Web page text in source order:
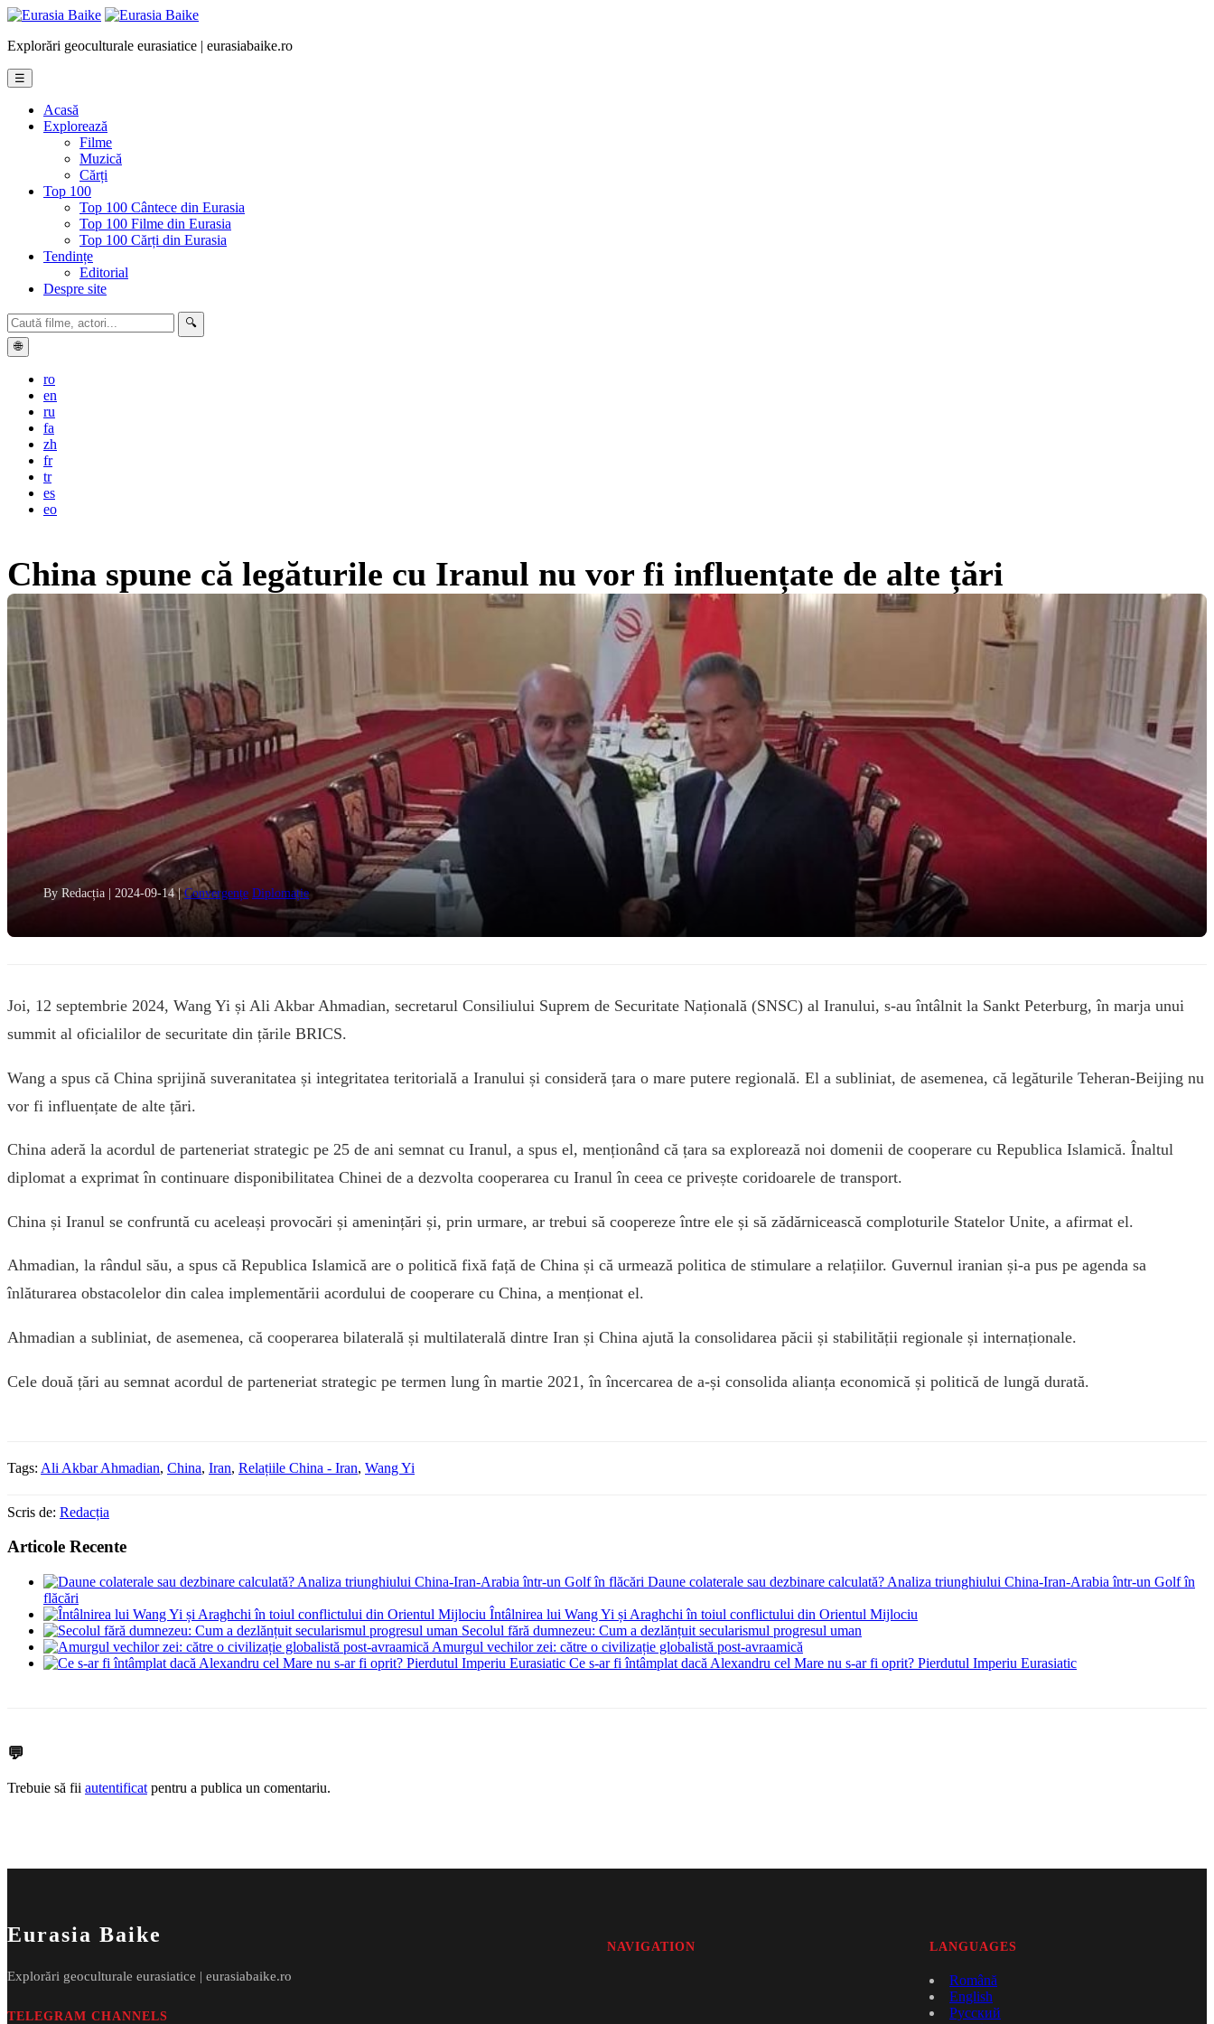
Explorări geoculturale eurasiatice | eurasiabaike.ro
☰
Acasă
Explorează
Filme
Muzică
Cărți
Top 100
Top 100 Cântece din Eurasia
Top 100 Filme din Eurasia
Top 100 Cărți din Eurasia
Tendințe
Editorial
Despre site
🔍
🌐
ro
en
ru
fa
zh
fr
tr
es
eo
China spune că legăturile cu Iranul nu vor fi influențate de alte țări
By Redacția | 2024-09-14|Convergențe Diplomație
Joi, 12 septembrie 2024, Wang Yi și Ali Akbar Ahmadian, secretarul Consiliului Suprem de Securitate Națională (SNSC) al Iranului, s-au întâlnit la Sankt Peterburg, în marja unui
summit al oficialilor de securitate din țările BRICS.
Wang a spus că China sprijină suveranitatea și integritatea teritorială a Iranului și consideră țara o mare putere regională. El a subliniat, de asemenea, că legăturile Teheran-Beijing nu
vor fi influențate de alte țări.
China aderă la acordul de parteneriat strategic pe 25 de ani semnat cu Iranul, a spus el, menționând că țara sa explorează noi domenii de cooperare cu Republica Islamică. Înaltul
diplomat a exprimat în continuare disponibilitatea Chinei de a dezvolta cooperarea cu Iranul în ceea ce privește coridoarele de transport.
China și Iranul se confruntă cu aceleași provocări și amenințări și, prin urmare, ar trebui să coopereze între ele și să zădărnicească comploturile Statelor Unite, a afirmat el.
Ahmadian, la rândul său, a spus că Republica Islamică are o politică fixă ​​față de China și că urmează politica de stimulare a relațiilor. Guvernul iranian și-a pus pe agenda sa
înlăturarea obstacolelor din calea implementării acordului de cooperare cu China, a menționat el.
Ahmadian a subliniat, de asemenea, că cooperarea bilaterală și multilaterală dintre Iran și China ajută la consolidarea păcii și stabilității regionale și internaționale.
Cele două țări au semnat acordul de parteneriat strategic pe termen lung în martie 2021, în încercarea de a-și consolida alianța economică și politică de lungă durată.
Tags: Ali Akbar Ahmadian, China, Iran, Relațiile China - Iran, Wang Yi
Scris de: Redacția
Articole Recente
Daune colaterale sau dezbinare calculată? Analiza triunghiului China-Iran-Arabia într-un Golf în
flăcări
Întâlnirea lui Wang Yi și Araghchi în toiul conflictului din Orientul Mijlociu
Secolul fără dumnezeu: Cum a dezlănțuit secularismul progresul uman
Amurgul vechilor zei: către o civilizație globalistă post-avraamică
Ce s-ar fi întâmplat dacă Alexandru cel Mare nu s-ar fi oprit? Pierdutul Imperiu Eurasiatic
💬
Trebuie să fii autentificatpentru a publica un comentariu.
Eurasia Baike
Explorări geoculturale eurasiatice | eurasiabaike.ro
TELEGRAM CHANNELS
NAVIGATION LANGUAGES
Română
English
Русский